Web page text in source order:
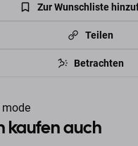
Zur Wunschliste
Teilen
Betrachten
kaufen auch